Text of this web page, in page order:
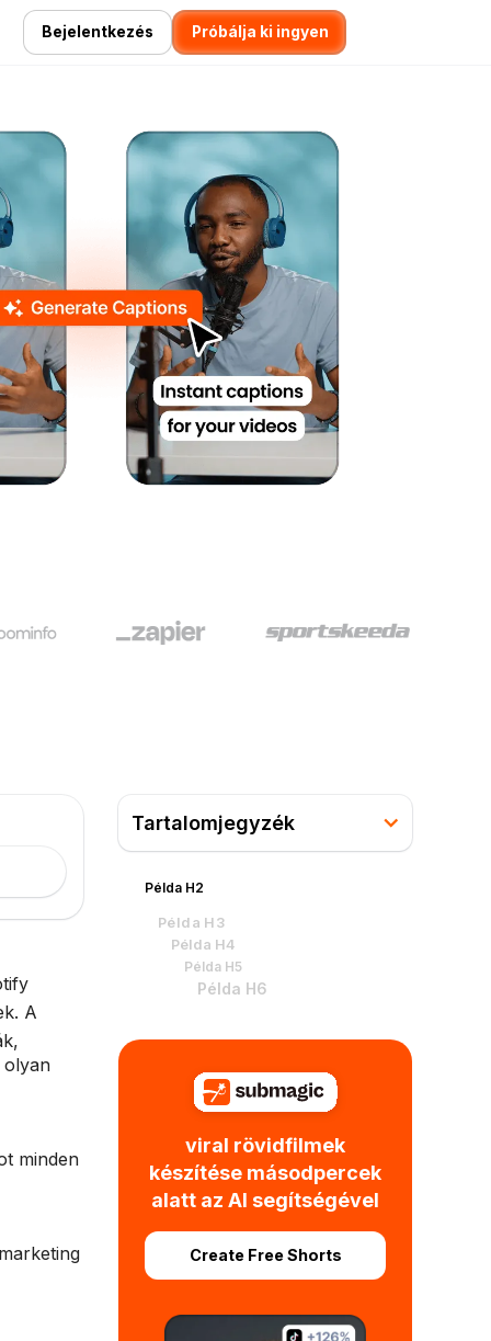
Bejelentkezés Próbálja ki ingyen
A
olyan
minden
Tartalomjegyzék
Példa H2
Példa H3
Példa H4
Példa H5
Példa H6
viral rövidfilmek
készítése másodpercek
alatt az AI segítségével
Create Free Shorts